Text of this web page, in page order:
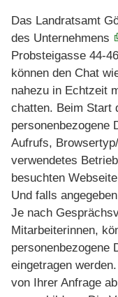
Das Landratsamt
des Unternehmens
Probsteigasse 44-
können den Chat
nahezu in Echtzeit
chatten. Beim Start
personenbezogene
Aufrufs,
verwendetes
besuchten
Und falls
Je nach
Mitarbeiterinnen,
personenbezogene
eingetragen
von Ihrer Anfrage